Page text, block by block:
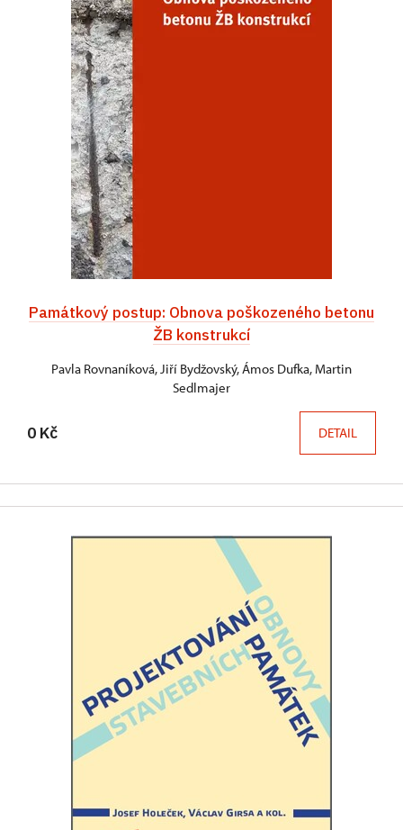
Památkový postup: Obnova poškozeného betonu
ŽB konstrukcí
Pavla Rovnaníková, Jiří Bydžovský, Ámos Dufka, Martin
Sedlmajer
0 Kč DETAIL